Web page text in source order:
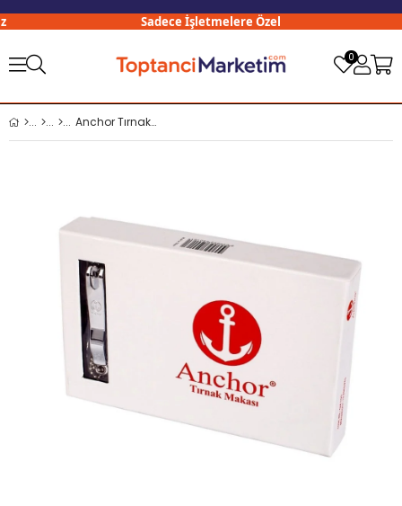
Sadece İşletmelere Özel
0
Anchor Tırnak Makası Büyük ANC 105 x12 li Paket